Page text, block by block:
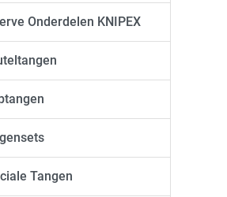
Onderdelen KNIPEX
Tangen